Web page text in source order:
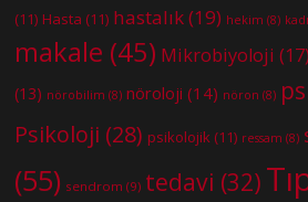
(11) Hasta (11) hastalık(19) hekim (8)
makale (45) Mikrobiyoloji (17)
(13) nörobilim (8) nöroloji (14) nöron (8)
Psikoloji (28) psikolojik (11) ressam (8)
(55) sendrom (9) tedavi (32)